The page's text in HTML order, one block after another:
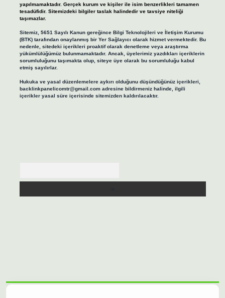
yapılmamaktadır. Gerçek kurum ve kişiler ile isim benzerlikleri tamamen
tesadüfidir. Sitemizdeki bilgiler taslak halindedir ve tavsiye niteliği
taşımazlar.
Sitemiz, 5651 Sayılı Kanun gereğince Bilgi Teknolojileri ve İletişim Kurumu
(BTK) tarafından onaylanmış bir Yer Sağlayıcı olarak hizmet vermektedir. Bu
nedenle, sitedeki içerikleri proaktif olarak denetleme veya araştırma
yükümlülüğümüz bulunmamaktadır. Ancak, üyelerimiz yazdıkları içeriklerin
sorumluluğunu taşımakta olup, siteye üye olarak bu sorumluluğu kabul
etmiş sayılırlar.
Hukuka ve yasal düzenlemelere aykırı olduğunu düşündüğünüz içerikleri,
backlinkpanelicomtr@gmail.comadresine bildirmeniz halinde, ilgili
içerikler yasal süre içerisinde sitemizden kaldırılacaktır.